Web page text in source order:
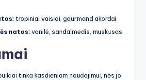
tropiniai vaisiai, gourmand akordai
natos: vanilė, sandalmedis, muskusas
tinka kasdieniam naudojimui, nes jo